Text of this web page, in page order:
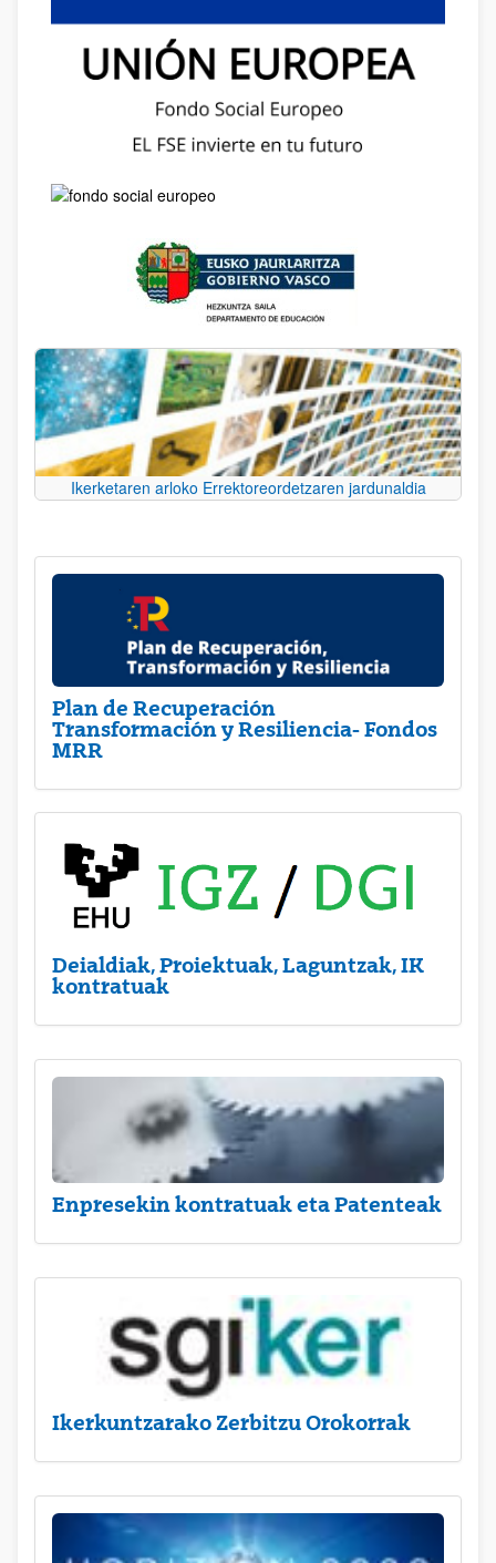
Ikerketaren arloko Errektoreordetzaren jardunaldia
Plan de Recuperación
Transformación y Resiliencia- Fondos
MRR
Deialdiak, Proiektuak, Laguntzak, IK
kontratuak
Enpresekin kontratuak eta Patenteak
Ikerkuntzarako Zerbitzu Orokorrak